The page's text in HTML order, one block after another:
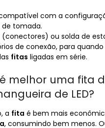
com a
de tomada.
(conectores) ou solda de
de conexão, para
fitas ligadas em série.
melhor uma fita
de LED?
a fita é bem mais
, consumindo bem menos.